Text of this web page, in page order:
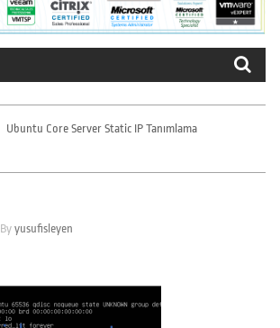
Ubuntu Core Server Static IP Tanımlama
By yusufisleyen